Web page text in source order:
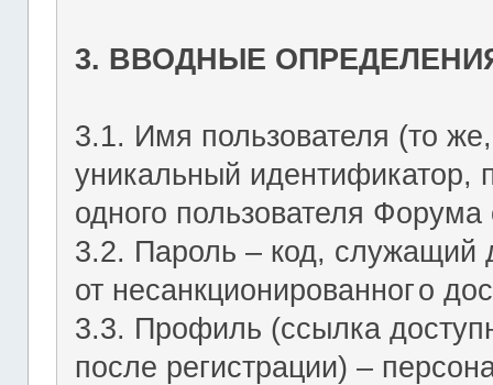
3. ВВОДНЫЕ
3.1. Имя пользователя (то
уникальный идентификатор,
одного пользователя Форума
3.2. Пароль – код, служащий
от несанкционированного
3.3. Профиль (ссылка
после регистрации) –